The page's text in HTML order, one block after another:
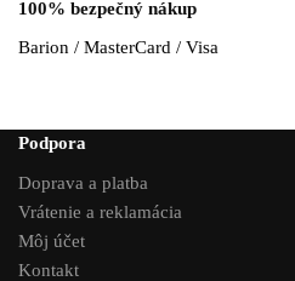
100% bezpečný nákup
Barion / MasterCard / Visa
Podpora
Doprava a platba
Vrátenie a reklamácia
Môj účet
Kontakt